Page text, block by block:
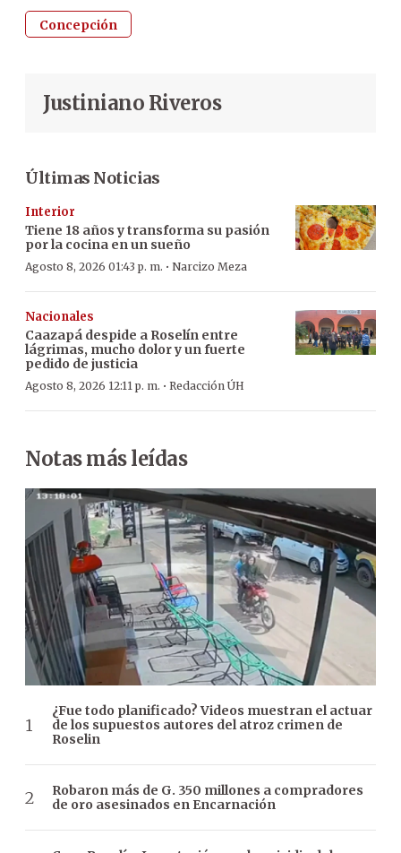
Concepción
Justiniano Riveros
Últimas Noticias
Interior
Tiene 18 años y transforma su pasión
por la cocina en un sueño
Agosto 8, 2026 01:43 p. m. · Narcizo Meza
Nacionales
Caazapá despide a Roselín entre
lágrimas, mucho dolor y un fuerte
pedido de justicia
Agosto 8, 2026 12:11 p. m. · Redacción ÚH
Notas más leídas
¿Fue todo planificado? Videos muestran el actuar
de los supuestos autores del atroz crimen de
Roselin
Robaron más de G. 350 millones a compradores
de oro asesinados en Encarnación